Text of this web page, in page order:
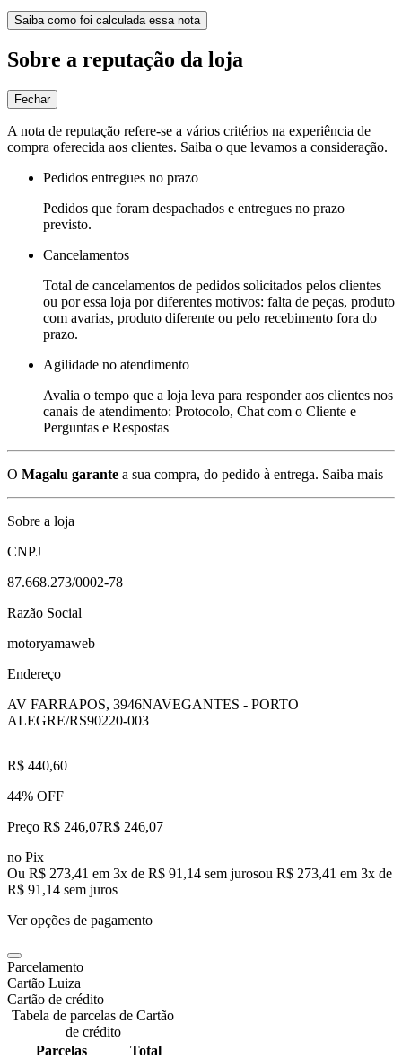
Saiba como foi calculada essa nota
Sobre a reputação da loja
Fechar
A nota de reputação refere-se a vários critérios na experiência de
compra oferecida aos clientes. Saiba o que levamos a consideração.
Pedidos entregues no prazo
Pedidos que foram despachados e entregues no prazo
previsto.
Cancelamentos
Total de cancelamentos de pedidos solicitados pelos clientes
ou por essa loja por diferentes motivos: falta de peças, produto
com avarias, produto diferente ou pelo recebimento fora do
prazo.
Agilidade no atendimento
Avalia o tempo que a loja leva para responder aos clientes nos
canais de atendimento: Protocolo, Chat com o Cliente e
Perguntas e Respostas
O Magalu garante a sua compra, do pedido à entrega. Saiba mais
Sobre a loja
CNPJ
87.668.273/0002-78
Razão Social
motoryamaweb
Endereço
AV FARRAPOS, 3946NAVEGANTES - PORTO
ALEGRE/RS90220-003
R$ 440,60
44% OFF
Preço R$ 246,07R$ 246,07
no Pix
Ou R$ 273,41 em 3x de R$ 91,14 sem jurosou R$ 273,41 em 3x de
R$ 91,14 sem juros
Ver opções de pagamento
Parcelamento
Cartão Luiza
Cartão de crédito
Tabela de parcelas de Cartão
de crédito
Parcelas
Total